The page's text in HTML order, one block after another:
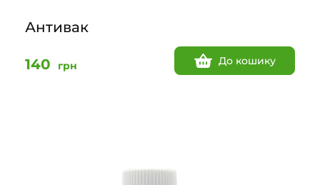
Антивак
140 грн До кошику